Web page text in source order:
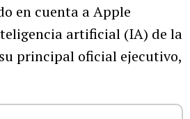
en cuenta a Apple
artificial (IA) de la
principal oficial ejecutivo,